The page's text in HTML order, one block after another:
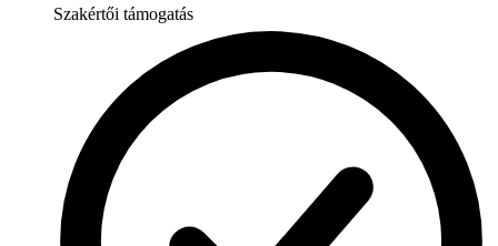
Szakértői támogatás